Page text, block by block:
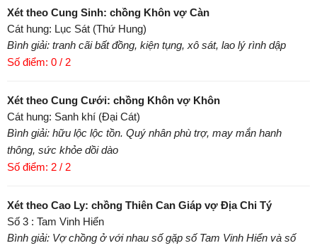
Xét theo Cung Sinh: chồng Khôn vợ Càn
Cát hung: Lục Sát (Thứ Hung)
Bình giải: tranh cãi bất đồng, kiện tụng, xô sát, lao lý rình dập
Số điểm: 0 / 2
Xét theo Cung Cưới: chồng Khôn vợ Khôn
Cát hung: Sanh khí (Đại Cát)
Bình giải: hữu lộc lộc tồn. Quý nhân phù trợ, may mắn hanh
thông, sức khỏe dồi dào
Số điểm: 2 / 2
Xét theo Cao Ly: chồng Thiên Can Giáp vợ Địa Chi Tý
Số 3 : Tam Vinh Hiển
Bình giải: Vợ chồng ở với nhau số gặp số Tam Vinh Hiển và số